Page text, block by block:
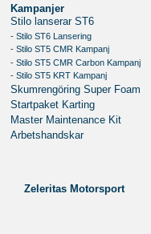
Kampanjer
Stilo lanserar ST6
- Stilo ST6 Lansering
- Stilo ST5 CMR Kampanj
- Stilo ST5 CMR Carbon Kampanj
- Stilo ST5 KRT Kampanj
Skumrengöring Super Foam
Startpaket Karting
Master Maintenance Kit
Arbetshandskar
Zeleritas Motorsport